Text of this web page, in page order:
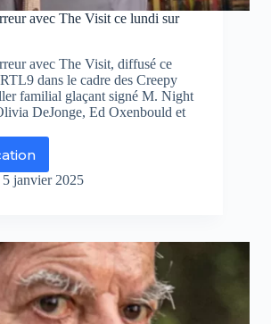
avec The Visit ce lundi sur
avec The Visit, diffusé ce
dans le cadre des Creepy
familial glaçant signé M. Night
DeJonge, Ed Oxenbould et
5 janvier 2025